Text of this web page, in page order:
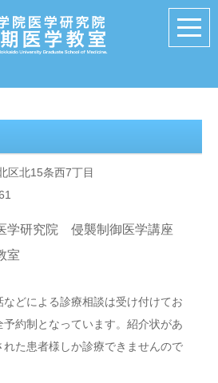
北15条西7丁目
学研究院 侵襲制御医学講座
室
どによる診療相談は受け付けてお
予約制となっています。紹介状があ
れた患者様しか診療できませんので